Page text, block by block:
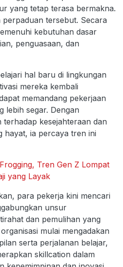
yang tetap terasa bermakna.
tersebut. Secara
kebutuhan dasar
penguasaan, dan
hal baru di lingkungan
mereka kembali
memandang pekerjaan
lebih segar. Dengan
kesejahteraan dan
hayat, ia percaya tren ini
Tren Gen Z Lompat
yang Layak
para pekerja kini mencari
unsur
dan pemulihan yang
mulai mengadakan
serta perjalanan belajar,
skillcation dalam